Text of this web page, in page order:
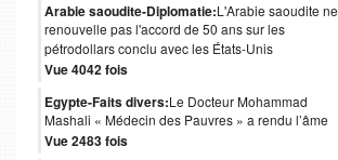
Arabie saoudite-Diplomatie:L'Arabie saoudite ne
renouvelle pas l'accord de 50 ans sur les
pétrodollars conclu avec les États-Unis
Vue 4042 fois
Egypte-Faits divers:Le Docteur Mohammad
Mashali « Médecin des Pauvres » a rendu l’âme
Vue 2483 fois